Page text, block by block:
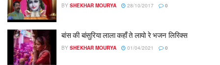
BY SHEKHAR MOURYA 28/10/2017 0
बांस की बांसुरिया लाला कहाँ ते लायो रे भजन लिरिक्स
BY SHEKHAR MOURYA 01/04/2021 0